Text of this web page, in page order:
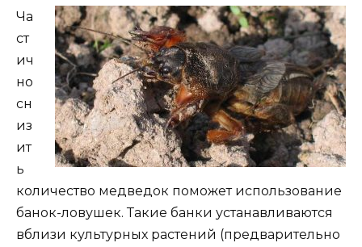
Ча
ст
ич
но
сн
из
ит
ь
количество медведок поможет использование
банок-ловушек. Такие банки устанавливаются
вблизи культурных растений (предварительно